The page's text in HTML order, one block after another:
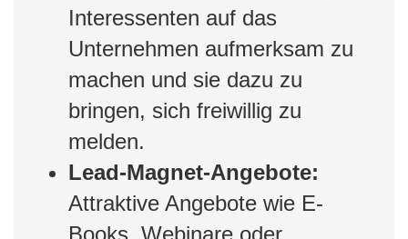
Interessenten auf das
Unternehmen aufmerksam zu
machen und sie dazu zu
bringen, sich freiwillig zu
melden.
Lead-Magnet-Angebote:
Attraktive Angebote wie E-
Books, Webinare oder